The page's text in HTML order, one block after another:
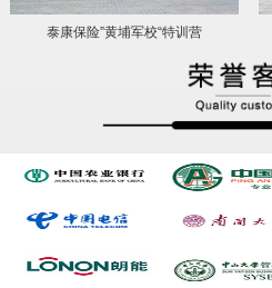
泰康保险”黄埔军校“特训营